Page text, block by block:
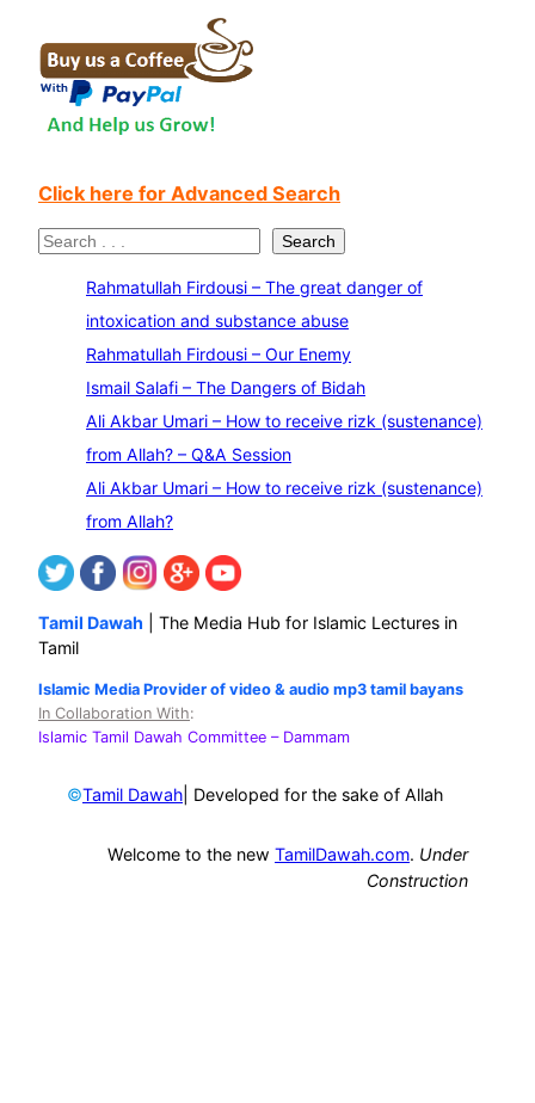
Click here for Advanced Search
S
Search
Rahmatullah Firdousi – The great danger of
intoxication and substance abuse
Rahmatullah Firdousi – Our Enemy
Ismail Salafi – The Dangers of Bidah
Ali Akbar Umari – How to receive rizk (sustenance)
from Allah? – Q&A Session
Ali Akbar Umari – How to receive rizk (sustenance)
from Allah?
Tamil Dawah | The Media Hub for Islamic Lectures in
Tamil
Islamic Media Provider of video & audio mp3 tamil bayans
In Collaboration With:
Islamic Tamil Dawah Committee – Dammam
©Tamil Dawah | Developed for the sake of Allah
Welcome to the new TamilDawah.com. Under
Construction